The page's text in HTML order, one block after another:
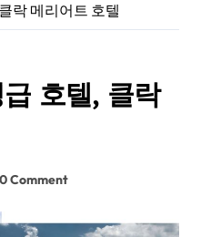
락 메리어트 호텔
호텔, 클락
0 Comment